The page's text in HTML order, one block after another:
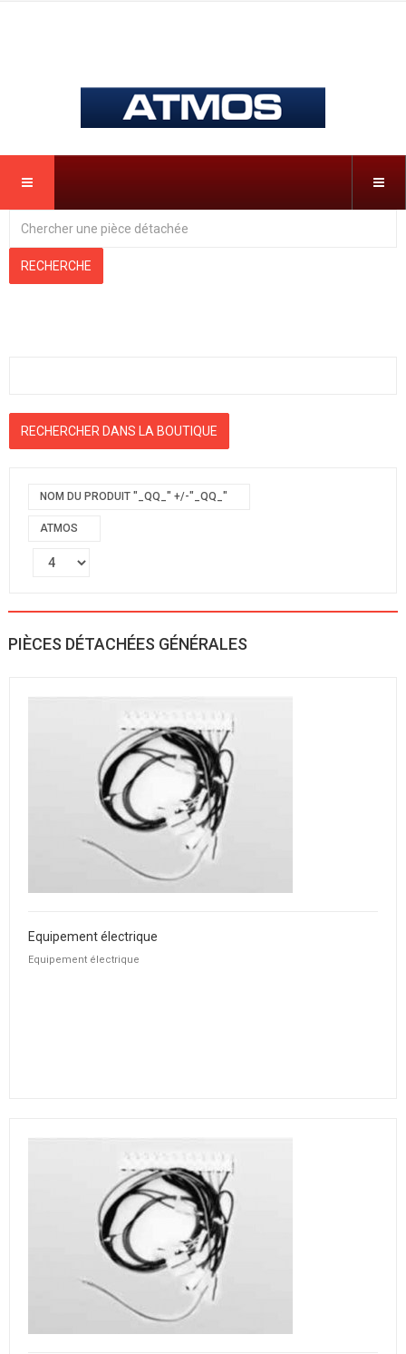
NOM DU PRODUIT "_QQ_" +/-"_QQ_"
ATMOS
PIÈCES DÉTACHÉES GÉNÉRALES
Equipement électrique
Equipement électrique